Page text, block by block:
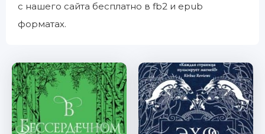
с нашего сайта бесплатно в fb2 и epub
форматах.